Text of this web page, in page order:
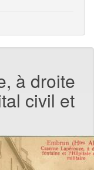
à droite
civil et